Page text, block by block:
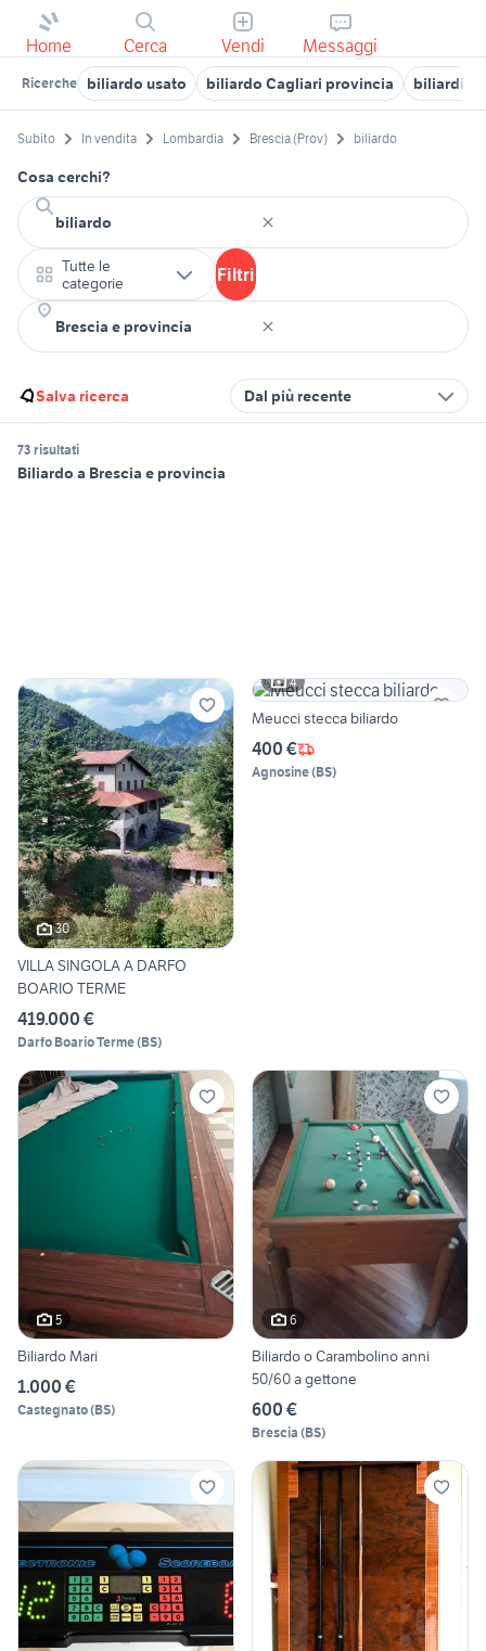
Home Cerca Vendi Messaggi
Ricerche biliardo usato biliardo Cagliari provincia biliardi
Subito In vendita Lombardia Brescia (Prov) biliardo
Cosa cerchi?
Tutte le
categorie
Filtri
Salva ricerca Dal più recente
73 risultati
Biliardo a Brescia e provincia
30
VILLA SINGOLA A DARFO
BOARIO TERME
419.000 €
Darfo Boario Terme(BS)
4
Meucci stecca biliardo
400 €
Agnosine(BS)
5
Biliardo Mari
1.000 €
Castegnato(BS)
6
Biliardo o Carambolino anni
50/60 a gettone
600 €
Brescia (BS)